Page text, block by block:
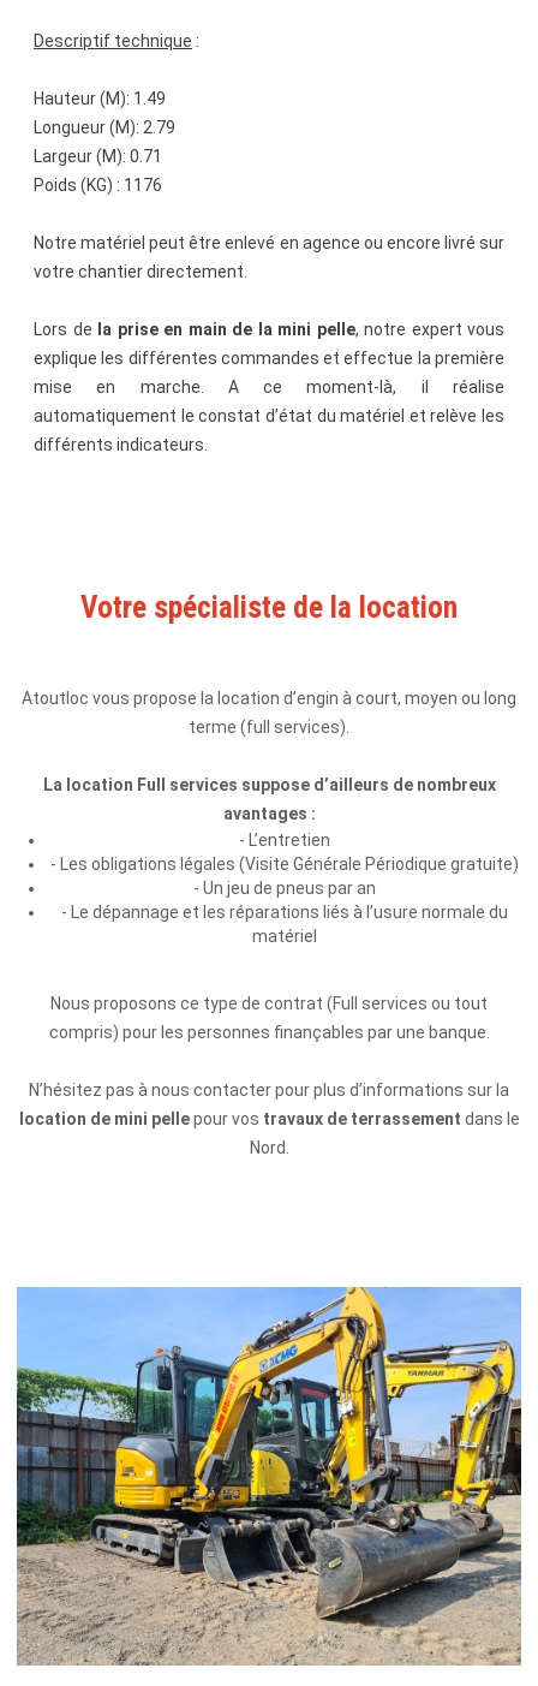
Descriptif technique :
Hauteur (M): 1.49
Longueur (M): 2.79
Largeur (M): 0.71
Poids (KG) : 1176
Notre matériel peut être enlevé en agence ou encore livré sur
votre chantier directement.
Lors de la prise en main de la mini pelle, notre expert vous
explique les différentes commandes et effectue la première
mise en marche. A ce moment-là, il réalise
automatiquement le constat d’état du matériel et relève les
différents indicateurs.
Votre spécialiste de la location
Atoutloc vous propose la location d’engin à court, moyen ou long
terme (full services).
La location Full services suppose d’ailleurs de nombreux
avantages :
- L’entretien
- Les obligations légales (Visite Générale Périodique gratuite)
- Un jeu de pneus par an
- Le dépannage et les réparations liés à l’usure normale du
matériel
Nous proposons ce type de contrat (Full services ou tout
compris) pour les personnes finançables par une banque.
N’hésitez pas à nous contacter pour plus d’informations sur la
location de mini pellepour vos travaux de terrassement dans le
Nord.